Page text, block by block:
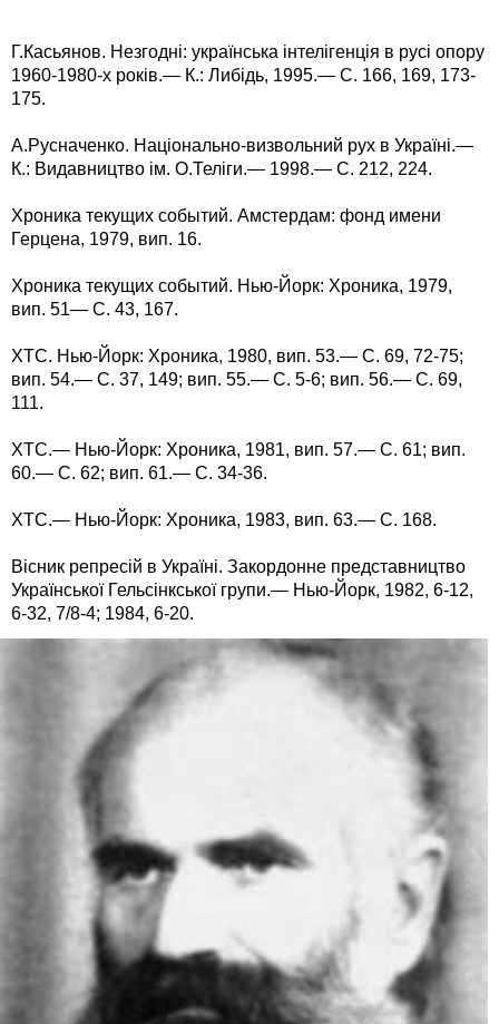
Г.Касьянов. Незгодні: українська інтелігенція в русі опору
1960-1980-х років.— К.: Либідь, 1995.— С. 166, 169, 173-
175.
А.Русначенко. Національно-визвольний рух в Україні.—
К.: Видавництво ім. О.Теліги.— 1998.— С. 212, 224.
Хроника текущих событий. Амстердам: фонд имени
Герцена, 1979, вип. 16.
Хроника текущих событий. Нью-Йорк: Хроника, 1979,
вип. 51— С. 43, 167.
ХТС. Нью-Йорк: Хроника, 1980, вип. 53.— С. 69, 72-75;
вип. 54.— С. 37, 149; вип. 55.— С. 5-6; вип. 56.— С. 69,
111.
ХТС.— Нью-Йорк: Хроника, 1981, вип. 57.— С. 61; вип.
60.— С. 62; вип. 61.— С. 34-36.
ХТС.— Нью-Йорк: Хроника, 1983, вип. 63.— С. 168.
Вісник репресій в Україні. Закордонне представництво
Української Гельсінкської групи.— Нью-Йорк, 1982, 6-12,
6-32, 7/8-4; 1984, 6-20.